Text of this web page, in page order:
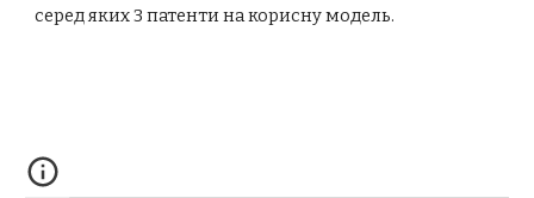
серед яких 3 патенти на корисну модель.